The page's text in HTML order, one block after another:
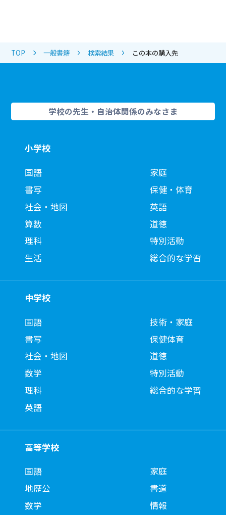
TOP 一般書籍 検索結果 この本の購入先
学校の先生・自治体関係のみなさま
小学校
国語
書写
社会・地図
算数
理科
生活
家庭
保健・体育
英語
道徳
特別活動
総合的な学習
中学校
国語
書写
社会・地図
数学
理科
英語
技術・家庭
保健体育
道徳
特別活動
総合的な学習
高等学校
国語
地歴公
数学
家庭
書道
情報